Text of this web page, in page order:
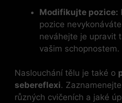
Modifikujte pozice:
pozice
neváhejte je upravit
vašim schopnostem.
Naslouchání tělu je také o
sebereflexi.
různých cvičeních a jaké